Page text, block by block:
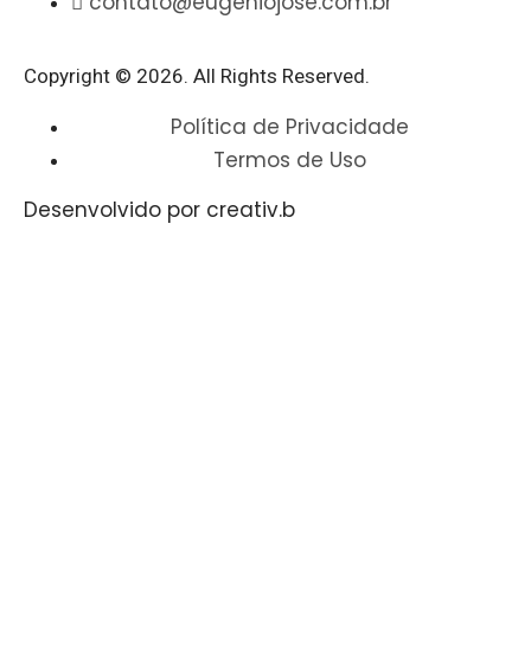
Copyright © 2026. All Rights Reserved.​
Política de Privacidade
Termos de Uso
Desenvolvido por creativ.b​​